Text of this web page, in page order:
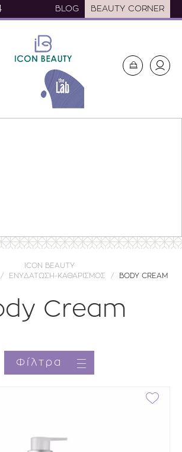
BLOG BEAUTY CORNER
ICON BEAUTY
ΕΝΥΔΑΤΩΣΗ-ΚΑΘΑΡΙΣΜΟΣ BODY CREAM
Cream
Φίλτρα